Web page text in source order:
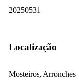
20250531
Localização
Mosteiros, Arronches